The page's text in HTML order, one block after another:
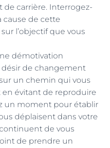
carrière. Interrogez-
cause de cette
l’objectif que vous
démotivation
de changement
un chemin qui vous
évitant de reproduire
un moment pour établir
déplaisent dans votre
de vous
de prendre un